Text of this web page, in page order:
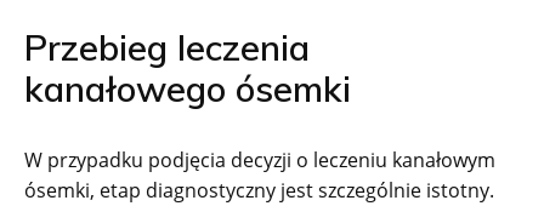
Przebieg leczenia
kanałowego ósemki
W przypadku podjęcia decyzji o leczeniu kanałowym
ósemki, etap diagnostyczny jest szczególnie istotny.